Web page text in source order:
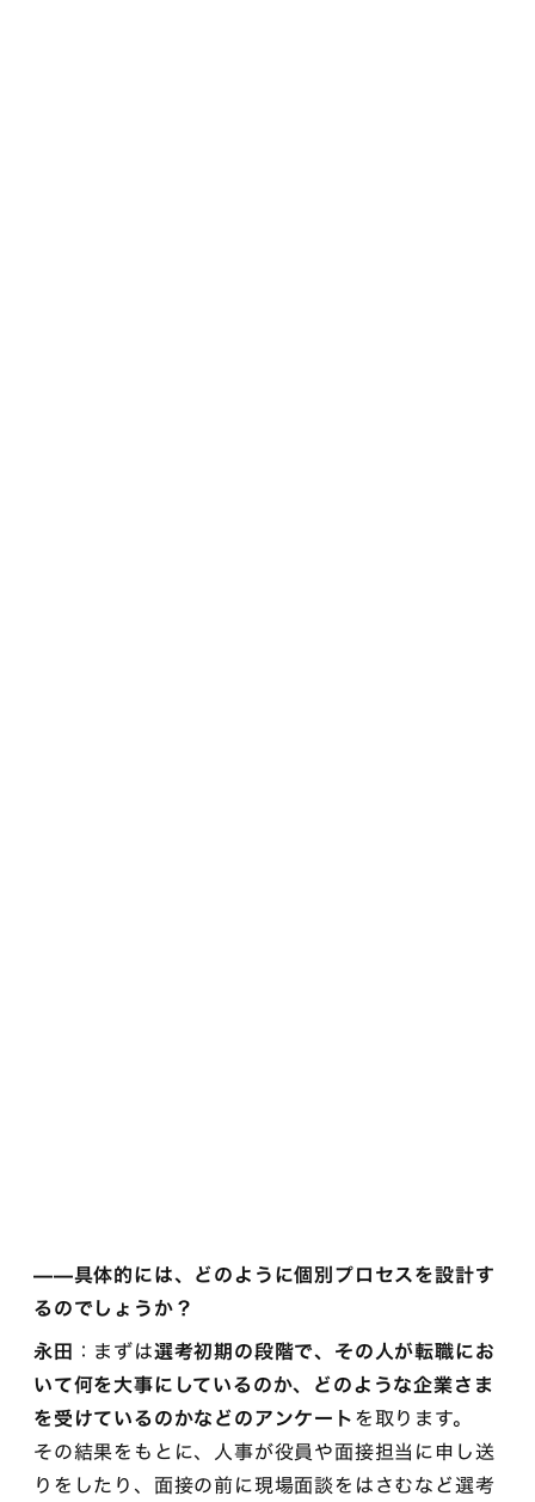
——具体的には、どのように個別プロセスを設計す
るのでしょうか？
永田 ：まずは選考初期の段階で、その人が転職にお
いて何を大事にしているのか、どのような企業さま
を受けているのかなどのアンケートを取ります。
その結果をもとに、人事が役員や面接担当に申し送
りをしたり、面接の前に現場面談をはさむなど選考